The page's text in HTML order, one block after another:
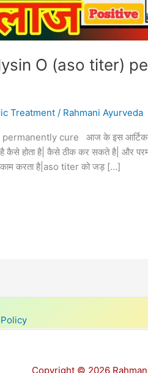
O (aso titer)
Treatment / Rahmani Ayurveda
cure आज के इस
है कैसे होता है| कैसे ठीक कर सकते है| और
काम करता है|aso titer को जड़ […]
Copyright © 2026